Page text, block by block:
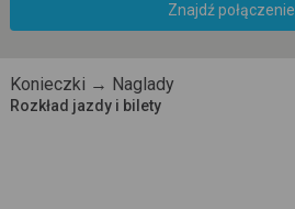
Znajdź połączenie
Konieczki → Naglady
Rozkład jazdy i bilety